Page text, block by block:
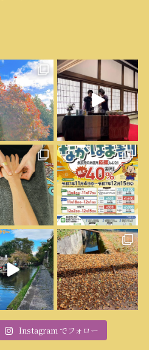
Instagram でフォロー